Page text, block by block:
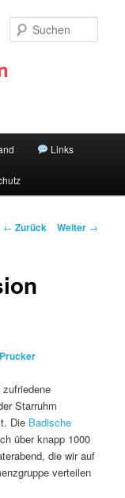
Links
Beitragsnavigation
← Zurück Weiter →
Starruhm
Die Badische
über knapp 1000
die wir auf
verteilen